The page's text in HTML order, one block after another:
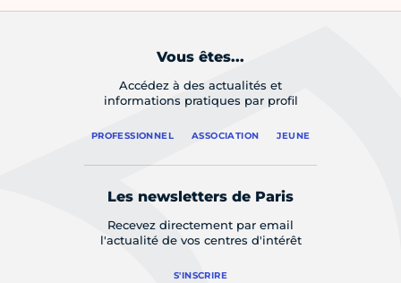
Vous êtes...
Accédez à des actualités et
informations pratiques par profil
PROFESSIONNEL ASSOCIATION JEUNE
Les newsletters de Paris
Recevez directement par email
l'actualité de vos centres d'intérêt
S'INSCRIRE